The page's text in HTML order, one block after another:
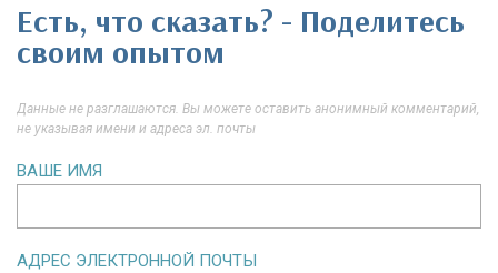
Есть, что сказать? - Поделитесь
своим опытом
Данные не разглашаются. Вы можете оставить анонимный комментарий,
не указывая имени и адреса эл. почты
ВАШЕ ИМЯ
АДРЕС ЭЛЕКТРОННОЙ ПОЧТЫ